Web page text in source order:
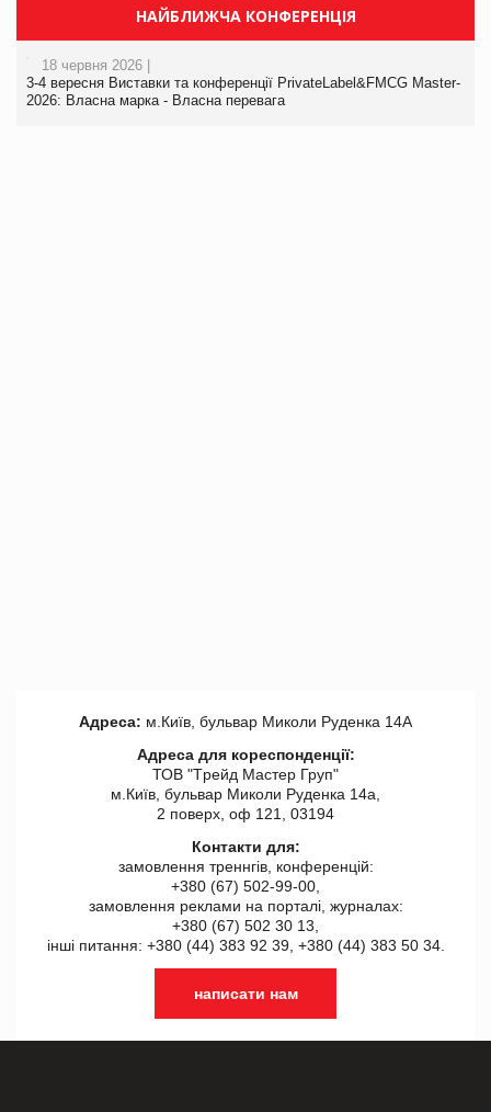
НАЙБЛИЖЧА КОНФЕРЕНЦІЯ
18 червня 2026 |
3-4 вересня Виставки та конференції PrivateLabel&FMCG Master-
2026: Власна марка - Власна перевага
Адреса: м.Київ, бульвар Миколи Руденка 14А
Адреса для кореспонденції:
ТОВ "Tрейд Мастер Груп"
м.Київ, бульвар Миколи Руденка 14а,
2 поверх, оф 121, 03194
Контакти для:
замовлення треннгів, конференцій:
+380 (67) 502-99-00,
замовлення реклами на порталі, журналах:
+380 (67) 502 30 13,
інші питання: +380 (44) 383 92 39, +380 (44) 383 50 34.
написати нам